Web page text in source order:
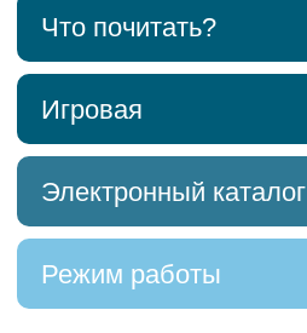
Что почитать?
Игровая
Электронный каталог
Режим работы